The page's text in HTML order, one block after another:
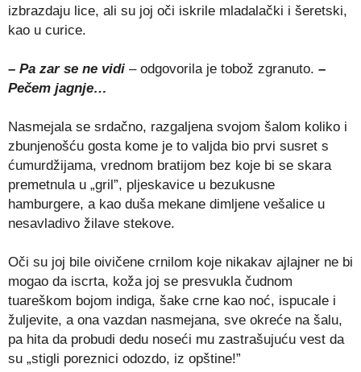
izbrazdaju lice, ali su joj oči iskrile mladalački i šeretski,
kao u curice.
– Pa zar se ne vidi – odgovorila je tobož zgranuto. –
Pečem jagnje…
Nasmejala se srdačno, razgaljena svojom šalom koliko i
zbunjenošću gosta kome je to valjda bio prvi susret s
ćumurdžijama, vrednom bratijom bez koje bi se skara
premetnula u „gril”, pljeskavice u bezukusne
hamburgere, a kao duša mekane dimljene vešalice u
nesavladivo žilave stekove.
Oči su joj bile oivičene crnilom koje nikakav ajlajner ne bi
mogao da iscrta, koža joj se presvukla čudnom
tuareškom bojom indiga, šake crne kao noć, ispucale i
žuljevite, a ona vazdan nasmejana, sve okreće na šalu,
pa hita da probudi dedu noseći mu zastrašujuću vest da
su „stigli poreznici odozdo, iz opštine!”